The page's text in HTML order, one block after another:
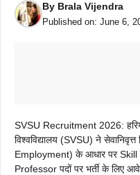
By Brala Vijendra
Published on: June 6,
SVSU Recruitment 2026:
विश्वविद्यालय (SVSU) ने
Employment) के आधार पर
Professor पदों पर भर्ती के लिए